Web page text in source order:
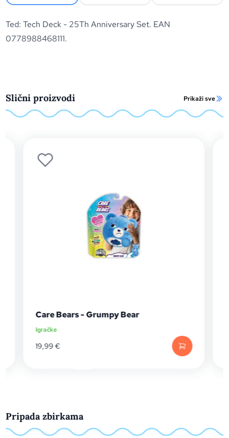
Ted: Tech Deck - 25Th Anniversary Set. EAN
0778988468111.
Slični proizvodi Prikaži sve
Care Bears - Grumpy Bear
Igračke
19,99€
Pripada zbirkama